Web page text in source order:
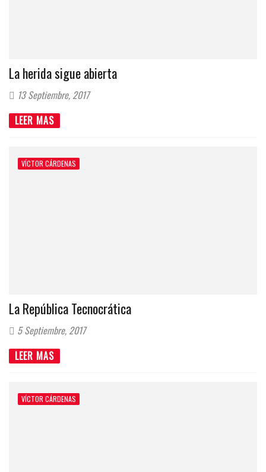
La herida sigue abierta
13 Septiembre, 2017
LEER MAS
VÍCTOR CÁRDENAS
La República Tecnocrática
5 Septiembre, 2017
LEER MAS
VÍCTOR CÁRDENAS